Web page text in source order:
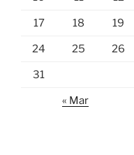
17 18 19
24 25 26
31
« Mar